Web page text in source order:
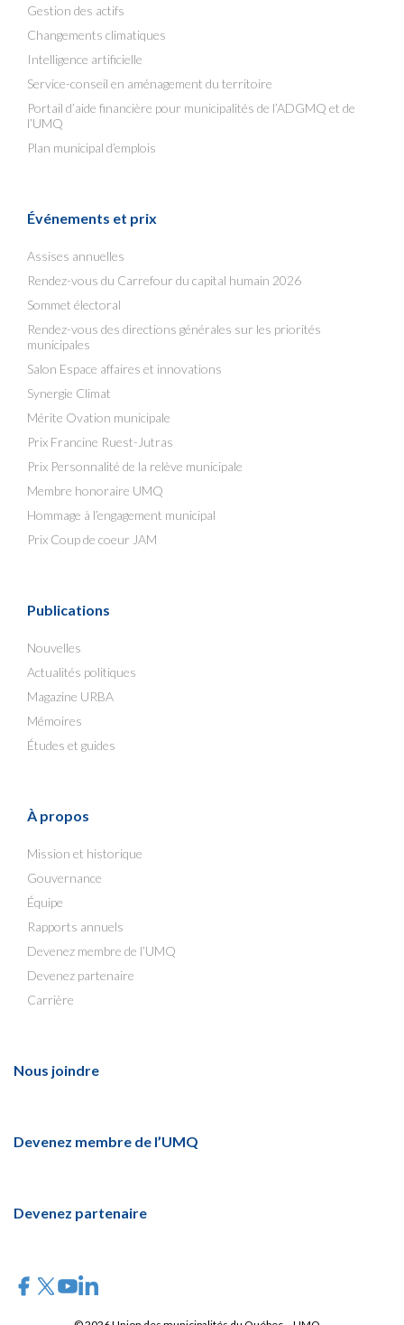
Gestion des actifs
Changements climatiques
Intelligence artificielle
Service-conseil en aménagement du territoire
Portail d’aide financière pour municipalités de l’ADGMQ et de
l’UMQ
Plan municipal d’emplois
Événements et prix
Assises annuelles
Rendez-vous du Carrefour du capital humain 2026
Sommet électoral
Rendez-vous des directions générales sur les priorités
municipales
Salon Espace affaires et innovations
Synergie Climat
Mérite Ovation municipale
Prix Francine Ruest-Jutras
Prix Personnalité de la relève municipale
Membre honoraire UMQ
Hommage à l’engagement municipal
Prix Coup de coeur JAM
Publications
Nouvelles
Actualités politiques
Magazine URBA
Mémoires
Études et guides
À propos
Mission et historique
Gouvernance
Équipe
Rapports annuels
Devenez membre de l’UMQ
Devenez partenaire
Carrière
Nous joindre
Devenez membre de l’UMQ
Devenez partenaire